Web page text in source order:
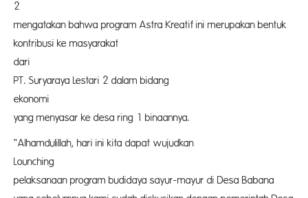
mengatakan bahwa program Astra Kreatif ini merupakan bentuk
kontribusi ke masyarakat
PT. Suryaraya Lestari 2 dalam bidang
yang menyasar ke desa ring 1 binaannya.
“Alhamdulillah, hari ini kita dapat wujudkan
pelaksanaan program budidaya sayur-mayur di Desa Babana